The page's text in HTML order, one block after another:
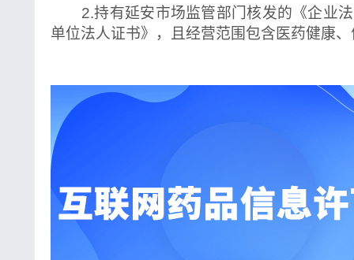
2.持有延安市场监管部门核发的《企业法
单位法人证书》，且经营范围包含医药健康